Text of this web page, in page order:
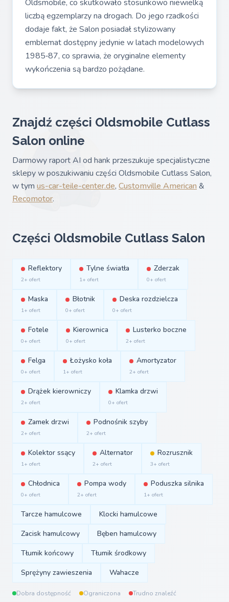
Oldsmobile, co skutkowało stosunkowo niewielką
liczbą egzemplarzy na drogach. Do jego rzadkości
dodaje fakt, że Salon posiadał stylizowany
emblemat dostępny jedynie w latach modelowych
1985‑87, co sprawia, że oryginalne elementy
wykończenia są bardzo pożądane.
Znajdź części Oldsmobile Cutlass
Salon online
Darmowy raport AI od hank przeszukuje specjalistyczne
sklepy w poszukiwaniu części Oldsmobile Cutlass Salon,
w tym us-car-teile-center.de, Customville American &
Recomotor.
Części Oldsmobile Cutlass Salon
Reflektory
2+ ofert
Tylne światła
1+ ofert
Zderzak
0+ ofert
Maska
1+ ofert
Błotnik
0+ ofert
Deska rozdzielcza
0+ ofert
Fotele
0+ ofert
Kierownica
0+ ofert
Lusterko boczne
2+ ofert
Felga
0+ ofert
Łożysko koła
1+ ofert
Amortyzator
2+ ofert
Drążek kierowniczy
2+ ofert
Klamka drzwi
0+ ofert
Zamek drzwi
2+ ofert
Podnośnik szyby
2+ ofert
Kolektor ssący
1+ ofert
Alternator
2+ ofert
Rozrusznik
3+ ofert
Chłodnica
0+ ofert
Pompa wody
2+ ofert
Poduszka silnika
1+ ofert
Tarcze hamulcowe
Klocki hamulcowe
Zacisk hamulcowy
Bęben hamulcowy
Tłumik końcowy
Tłumik środkowy
Sprężyny zawieszenia
Wahacze
Dobra dostępność Ograniczona Trudno znaleźć